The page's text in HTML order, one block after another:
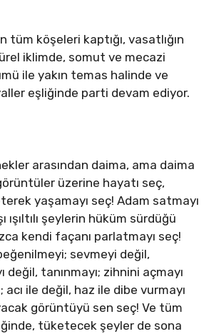
tüm köşeleri kaptığı, vasatlığın
iklimde, somut ve mecazi
ile yakın temas halinde ve
eşliğinde parti devam ediyor.
arasından daima, ama daima
üzerine hayatı seç,
yaşamayı seç! Adam satmayı
ışıltılı şeylerin hüküm sürdüğü
kendi façanı parlatmayı seç!
sevmeyi değil,
değil, tanınmayı; zihnini açmayı
ile değil, haz ile dibe vurmayı
görüntüyü sen seç! Ve tüm
tüketecek şeyler de sona